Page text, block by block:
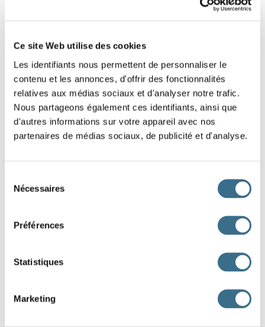
Ce site Web utilise des cookies
Les identifiants nous permettent de personnaliser le
contenu et les annonces, d'offrir des fonctionnalités
relatives aux médias sociaux et d'analyser notre trafic.
Nous partageons également ces identifiants, ainsi que
d'autres informations sur votre appareil avec nos
partenaires de médias sociaux, de publicité et d'analyse.
Nécessaires
Préférences
Statistiques
Marketing
en ce moment après demain dans trois semaines
Autrefois il y a cinq jours l'année prochaine
avant-hier